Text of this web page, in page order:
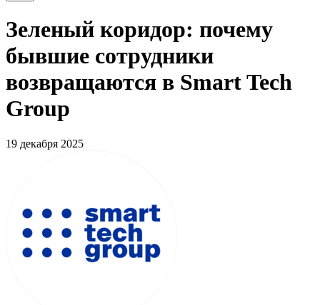
Зеленый коридор: почему
бывшие сотрудники
возвращаются в Smart Tech
Group
19 декабря 2025